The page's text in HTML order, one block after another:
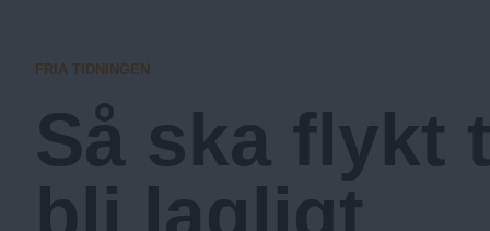
a
.
FRIA TIDNINGEN
Så ska flykt
bli lagligt